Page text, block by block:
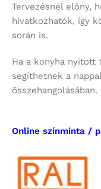
Tervezésnél előny,
hivatkozhatók, így
során is.
Ha a konyha nyitott
segíthetnek a
összehangolásában.
Online színminta /